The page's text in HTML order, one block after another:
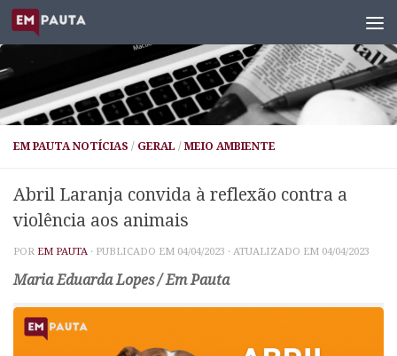
Skip to content
EM PAUTA NOTÍCIAS / GERAL / MEIO AMBIENTE
Abril Laranja convida à reflexão contra a
violência aos animais
POR EM PAUTA · PUBLICADO EM 04/04/2023 · ATUALIZADO EM 04/04/2023
Maria Eduarda Lopes / Em Pauta